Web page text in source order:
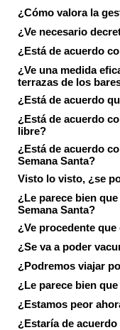
¿Cómo valora la
¿Ve necesario
¿Está de acuerdo
¿Ve una medida
terrazas de los
¿Está de acuerdo
¿Está de acuerdo
libre?
¿Está de acuerdo
Semana Santa?
Visto lo visto, ¿se
¿Le parece bien
Semana Santa?
¿Ve procedente
¿Se va a poder
¿Podremos viajar
¿Le parece bien
¿Estamos peor
¿Estaría de